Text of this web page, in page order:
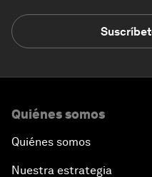
Quiénes somos
Quiénes somos
Nuestra estrategia